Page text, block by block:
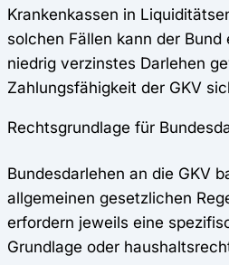
Krankenkassen in
solchen Fällen kann der Bund
niedrig verzinstes Darlehen
Zahlungsfähigkeit der GKV
Rechtsgrundlage für
Bundesdarlehen an die GKV
allgemeinen gesetzlichen
erfordern jeweils eine
Grundlage oder